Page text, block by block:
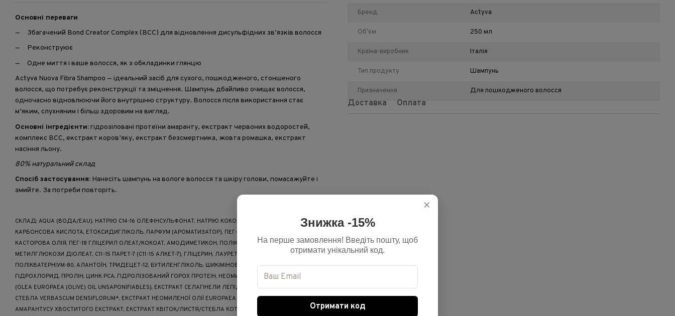
Основні переваги
Збагачений Bond Creator Complex (BCC) для відновлення дисульфідних зв’язків волосся
Реконструює
Одне миття і ваше волосся, як з обкладинки глянцю
Actyva Nuova Fibra Shampoo — ідеальний засіб для сухого, пошкодженого, стоншеного
волосся, що потребує реконструкції та зміцнення. Шампунь дбайливо очищає волосся,
одночасно відновлюючи його внутрішню структуру. Волосся після використання стає
м’яким, слухняним і більш здоровим на вигляд.
Основні інгредієнти:гідрозіловані протеїни амаранту, екстракт червоних водоростей,
комплекс BCC, екстракт коров’яку, екстракт безсмертника, жовта ромашка, екстракт
насіння льону.
80% натуральний склад
Спосіб застосування: Нанесіть шампунь на вологе волосся та шкіру голови, помасажуйте і
змийте. За потреби повторіть.
СКЛАД: AQUA (ВОДА/EAU), НАТРІЮ C14-16 ОЛЕФІНСУЛЬФОНАТ, НАТРІЮ КОКОАМФОАЦЕТАТ, ЛАУРЕТ-5
КАРБОНСОВА КИСЛОТА, ЕТОКСИДИГЛІКОЛЬ, ПАРФУМ (АРОМАТИЗАТОР), ПЕГ-40 ГІДРОГЕНІЗОВАНА
КАСТОРОВА ОЛІЯ, ПЕГ-18 ГЛІЦЕРИЛ ОЛЕАТ/КОКОАТ, АМОДИМЕТИКОН, ПОЛІКВАТЕРНІУМ-10, ПЕГ-120
МЕТИЛГЛЮКОЗИ ДІОЛЕАТ, C11-15 ПАРЕТ-7 (C11-15 АЛКЕТ-7), ГЛІЦЕРИН, ЛАУРЕТ-9, ТРИДЕЦЕТ-8,
ПОЛІКВАТЕРНІУМ-80, АЛАНТОЇН, ТРИДЕЦЕТ-12, БУТИЛЕНГЛІКОЛЬ, ШИКІМІНОВА КИСЛОТА, ЛІЗИН
ГІДРОХЛОРИД, ПРОЛІН, ЦИНК PCA, ГІДРОЛІЗОВАНИЙ ГОРОХ ПРОТЕІН, НЕОМИЛЬНА ОЛІЯ ЄВРОПЕЙСЬКОЇ
(OLEA EUROPAEA (OLIVE) OIL UNSAPONIFIABLES), ЕКСТРАКТ СЕЛАГІНЕЛИ ЛЕПІДОФІЛЬНОЇ, ЕКСТРАКТ КВІТОК/
СТЕБЛА VERBASCUM DENSIFLORUM*, ЕКСТРАКТ НЕОМИЛЕНОЇ ОЛІЇ EUROPAEA (OLIVE)*, НАСІННЯ
АМАРАНТУСУ ХВОСТИТОГО ЕКСТРАКТ, ЕКСТРАКТ КВІТОК/ЛИСТЯ/СТЕБЛА КОТИ ТАЙНКТОРІЇ*, ФЕРМЕНТНИЙ
Бренд Actyva
Обʼєм 250 мл
Країна-виробник Італія
Тип продукту Шампунь
Призначення Для пошкодженого волосся
Доставка Оплата
×
Знижка -15%
На перше замовлення! Введіть пошту, щоб
отримати унікальний код.
Отримати код